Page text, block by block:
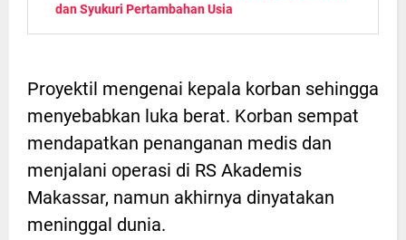
dan Syukuri Pertambahan Usia
Proyektil mengenai kepala korban sehingga
menyebabkan luka berat. Korban sempat
mendapatkan penanganan medis dan
menjalani operasi di RS Akademis
Makassar, namun akhirnya dinyatakan
meninggal dunia.